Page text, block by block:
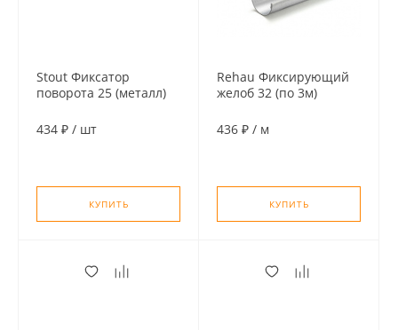
Stout Фиксатор
поворота 25 (металл)
434 ₽ / шт
КУПИТЬ
Rehau Фиксирующий
желоб 32 (по 3м)
436 ₽ / м
КУПИТЬ